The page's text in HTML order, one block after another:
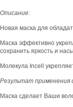
Описание:
Новая маска для
Маска эффективно
сохранить яркость и
Молекула Incell
Результат применения
Маска сделает Ваши